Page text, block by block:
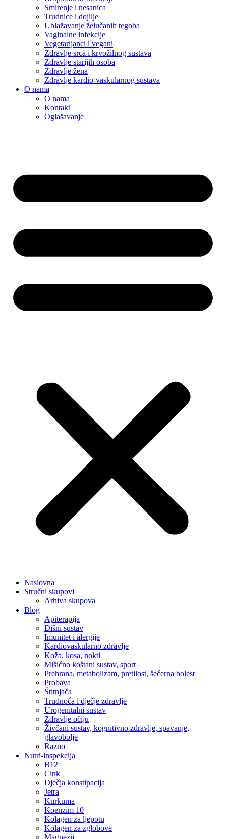
Smirenje i nesanica
Trudnice i dojilje
Ublažavanje želučanih tegoba
Vaginalne infekcije
Vegetarijanci i vegani
Zdravlje srca i krvožilnog sustava
Zdravlje starijih osoba
Zdravlje žena
Zdravlje kardio-vaskularnog sustava
O nama
O nama
Kontakt
Oglašavanje
Naslovna
Stručni skupovi
Arhiva skupova
Blog
Apiterapija
Dišni sustav
Imunitet i alergije
Kardiovaskularno zdravlje
Koža, kosa, nokti
Mišićno koštani sustav, sport
Prehrana, metabolizam, pretilost, šećerna bolest
Probava
Štitnjača
Trudnoća i dječje zdravlje
Urogenitalni sustav
Zdravlje očiju
Živčani sustav, kognitivno zdravlje, spavanje,
glavobolje
Razno
Nutri-inspekcija
B12
Cink
Dječja konstipacija
Jetra
Kurkuma
Koenzim 10
Kolagen za ljepotu
Kolagen za zglobove
Magnezij